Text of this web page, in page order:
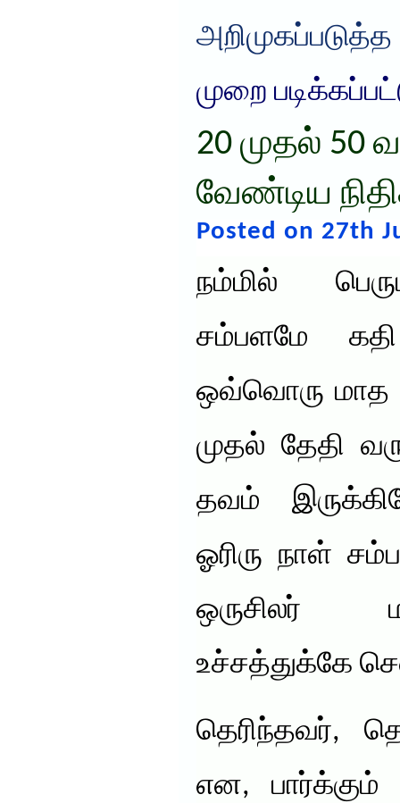
அறிமுகப்படுத்த
முறை
20 முதல் 50
வேண்டிய
Posted on 27th
நம்மில்
சம்பளமே
ஒவ்வொரு மாத
முதல் தேதி
தவம்
ஓரிரு நாள்
ஒருசிலர்
உச்சத்துக்கே
தெரிந்தவர்,
என,